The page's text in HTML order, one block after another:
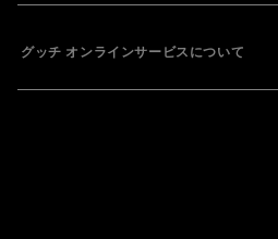
グッチ オンラインサービスについて